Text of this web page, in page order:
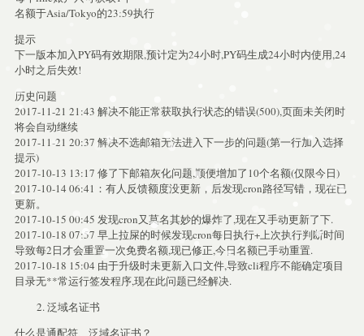
名额于Asia/Tokyo的23:59执行
提示
下一版本加入PY码有效期限,预计定为24小时,PY码生成24小时内使用,24
小时之后失效!
历史问题
2017-11-21 21:43 解决不能正常获取执行状态的错误(500),页面未关闭时
将会自动继续
2017-11-21 20:37 解决不选邮箱无法进入下一步的问题(第一行加入选择
提示)
2017-10-13 13:17 修了下邮箱灰化问题,顺便增加了10个名额(仅限今日)
2017-10-14 06:41：有人反馈额度没更新，后发现cron路径写错，现在已
更新。
2017-10-15 00:45 发现cron又莫名其妙的爆炸了,现在又手动更新了下.
2017-10-18 07:57 早上拉屎的时候发现cron每日执行+上次执行判断时间
导致每2日才会重置一次免费名额,现已修正,今日名额已手动重置.
2017-10-18 15:04 由于升级时未更新入口文件,导致cli程序不能确定项目
目录无**常运行签发程序,现在此问题已经解决.
泛域名证书
什么是通配符、泛域名证书？